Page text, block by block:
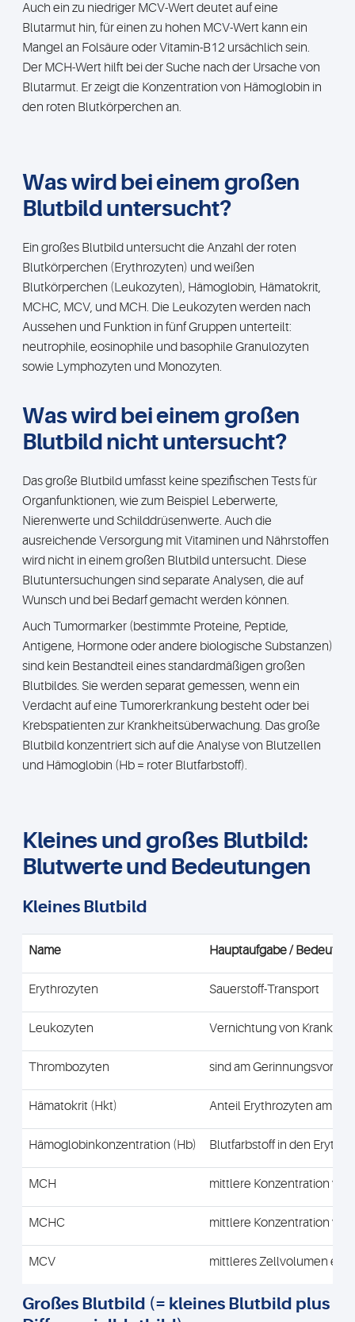
Auch ein zu niedriger MCV-Wert deutet auf eine
Blutarmut hin, für einen zu hohen MCV-Wert kann ein
Mangel an Folsäure oder Vitamin-B12 ursächlich sein.
Der MCH-Wert hilft bei der Suche nach der Ursache von
Blutarmut. Er zeigt die Konzentration von Hämoglobin in
den roten Blutkörperchen an.
Was wird bei einem großen
Blutbild untersucht?
Ein großes Blutbild untersucht die Anzahl der roten
Blutkörperchen (Erythrozyten) und weißen
Blutkörperchen (Leukozyten), Hämoglobin, Hämatokrit,
MCHC, MCV, und MCH. Die Leukozyten werden nach
Aussehen und Funktion in fünf Gruppen unterteilt:
neutrophile, eosinophile und basophile Granulozyten
sowie Lymphozyten und Monozyten.
Was wird bei einem großen
Blutbild nicht untersucht?
Das große Blutbild umfasst keine spezifischen Tests für
Organfunktionen, wie zum Beispiel Leberwerte,
Nierenwerte und Schilddrüsenwerte. Auch die
ausreichende Versorgung mit Vitaminen und Nährstoffen
wird nicht in einem großen Blutbild untersucht. Diese
Blutuntersuchungen sind separate Analysen, die auf
Wunsch und bei Bedarf gemacht werden können.
Auch Tumormarker (bestimmte Proteine, Peptide,
Antigene, Hormone oder andere biologische Substanzen)
sind kein Bestandteil eines standardmäßigen großen
Blutbildes. Sie werden separat gemessen, wenn ein
Verdacht auf eine Tumorerkrankung besteht oder bei
Krebspatienten zur Krankheitsüberwachung. Das große
Blutbild konzentriert sich auf die Analyse von Blutzellen
und Hämoglobin (Hb = roter Blutfarbstoff).
Kleines und großes Blutbild:
Blutwerte und Bedeutungen
Kleines Blutbild
Name Hauptaufgabe /
Erythrozyten Sauerstoff-Transport
Leukozyten Vernichtung von
Thrombozyten sind am
Hämatokrit (Hkt) Anteil Erythrozyten am
Hämoglobinkonzentration (Hb) Blutfarbstoff in den
MCH mittlere Konzentration
MCHC mittlere Konzentration
MCV mittleres Zellvolumen
Großes Blutbild (= kleines Blutbild plus